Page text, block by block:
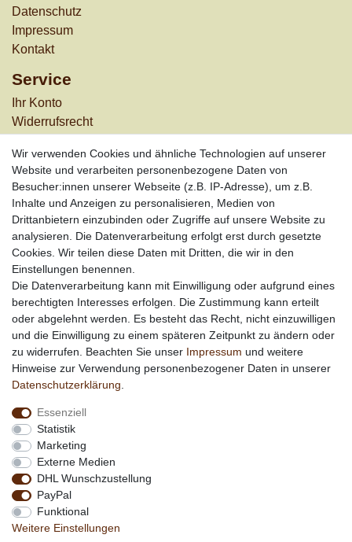
Datenschutz
Impressum
Kontakt
Service
Ihr Konto
Widerrufs­recht
Zahlungsarten
Informationen
Werbung
Links
Vertrag widerrufen
*außer Sonderartikel + Porto; keine Kombination mit
anderen Rabattaktionen
Wir verwenden Cookies und ähnliche Technologien auf unserer
Website und verarbeiten personenbezogene Daten von
Besucher:innen unserer Webseite (z.B. IP-Adresse), um z.B.
Inhalte und Anzeigen zu personalisieren, Medien von
Drittanbietern einzubinden oder Zugriffe auf unsere Website zu
analysieren. Die Datenverarbeitung erfolgt erst durch gesetzte
Cookies. Wir teilen diese Daten mit Dritten, die wir in den
Einstellungen benennen.
Die Datenverarbeitung kann mit Einwilligung oder aufgrund eines
berechtigten Interesses erfolgen. Die Zustimmung kann erteilt
oder abgelehnt werden. Es besteht das Recht, nicht einzuwilligen
und die Einwilligung zu einem späteren Zeitpunkt zu ändern oder
zu widerrufen. Beachten Sie unser Impressum und weitere
Hinweise zur Verwendung personenbezogener Daten in unserer
Daten­schutz­erklärung
Essenziell
Statistik
Marketing
Externe Medien
DHL Wunschzustellung
PayPal
Funktional
Weitere Einstellungen